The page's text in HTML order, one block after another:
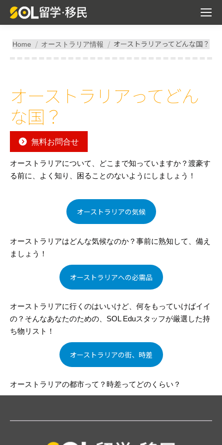
You are here:
Home オーストラリア情報 オーストラリアってどんな国？
オーストラリアってどん
な国？
無料お問合せ
オーストラリアについて、どこまで知っていますか？渡豪す
る前に、よく知り、困ることのないようにしましょう！
オーストラリアの気候
オーストラリアはどんな気候なのか？事前に熟知して、備え
ましょう！
オーストラリアへの必需品
オーストラリアに行くのはいいけど、何をもっていけばイイ
の？そんなあなたのための、SOL Eduスタッフが厳選した持
ち物リスト！
オーストラリアの街、時差
オーストラリアの都市って？時差ってどのくらい？